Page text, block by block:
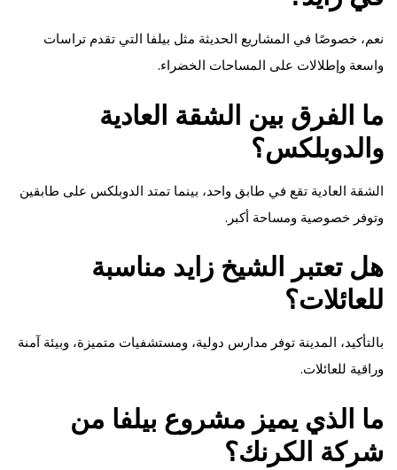
نعم، خصوصًا في المشاريع الحديثة مثل بيلفا التي تقدم تراسات
واسعة وإطلالات على المساحات الخضراء.
ما الفرق بين الشقة العادية
والدوبلكس؟
الشقة العادية تقع في طابق واحد، بينما تمتد الدوبلكس على طابقين
وتوفر خصوصية ومساحة أكبر.
هل تعتبر الشيخ زايد مناسبة
للعائلات؟
بالتأكيد، المدينة توفر مدارس دولية، ومستشفيات متميزة، وبيئة آمنة
وراقية للعائلات.
ما الذي يميز مشروع بيلفا من
شركة الكرنك؟